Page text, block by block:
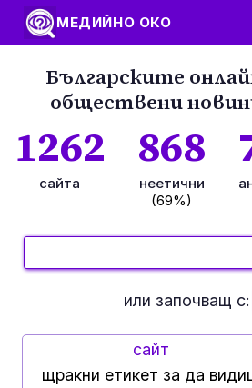
МЕДИЙНО ОКО
Българските
обществени
1262
сайта
868
неетични
(69%)
или започващ с:
сайт
щракни етикет за да